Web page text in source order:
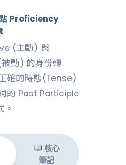
Proficiency
(主動) 與
動) 的身份轉
確的時態(Tense)
的 Past Participle
。
核心
筆記